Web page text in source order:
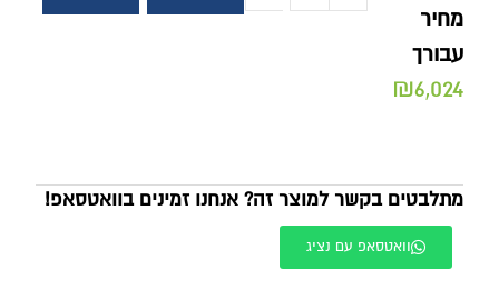
מחיר
עבורך
₪6,024
מתלבטים בקשר למוצר זה? אנחנו זמינים בוואטסאפ!
וואטסאפ עם נציג